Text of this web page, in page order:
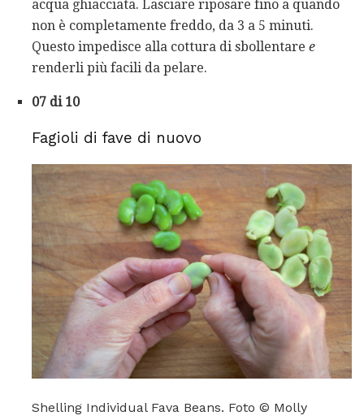
acqua ghiacciata. Lasciare riposare fino a quando
non è completamente freddo, da 3 a 5 minuti.
Questo impedisce alla cottura di sbollentare e
renderli più facili da pelare.
07 di 10
Fagioli di fave di nuovo
Shelling Individual Fava Beans. Foto © Molly